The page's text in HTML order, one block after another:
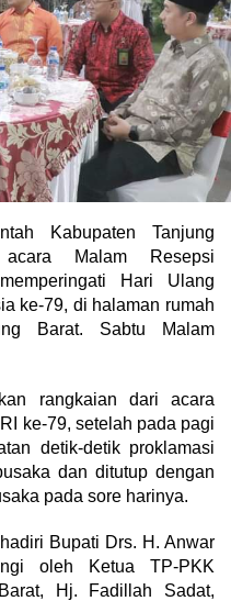
Kabupaten Tanjung
Malam Resepsi
Hari Ulang
ke-79, di halaman rumah
Barat. Sabtu Malam
rangkaian dari acara
ke-79, setelah pada pagi
detik-detik proklamasi
dan ditutup dengan
pada sore harinya.
Bupati Drs. H. Anwar
oleh Ketua TP-PKK
Hj. Fadillah Sadat,